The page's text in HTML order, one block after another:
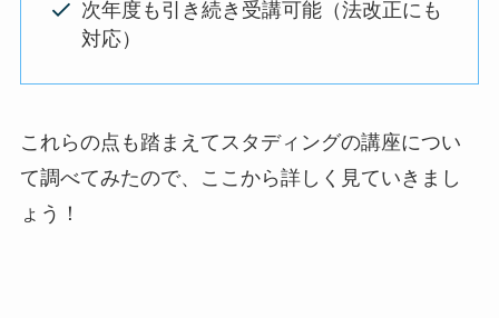
次年度も引き続き受講可能（法改正にも
対応）
これらの点も踏まえてスタディングの講座につい
て調べてみたので、ここから詳しく見ていきまし
ょう！